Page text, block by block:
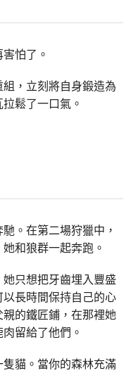
怕了。
，立刻將自身鍛造為
鬆了一口氣。
。在第二場狩獵中，
和狼群一起奔跑。
只想把牙齒埋入豐盛
長時間保持自己的心
的鐵匠鋪，在那裡她
留給了他們。
貓。當你的森林充滿